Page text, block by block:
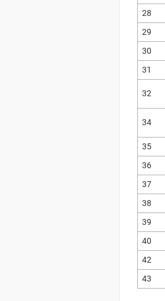
28
29
30
31
32
34
35
36
37
38
39
40
42
43